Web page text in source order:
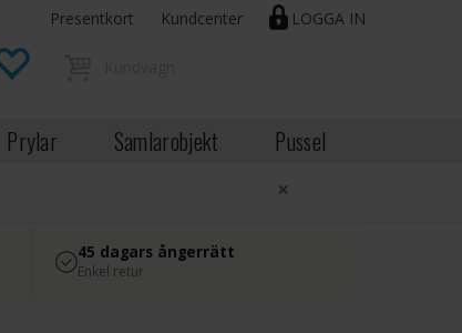
LOGGA IN
Presentkort Kundcenter
Prylar Samlarobjekt Pussel
×
45 dagars ångerrätt
Enkel retur